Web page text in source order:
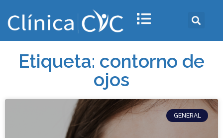
Etiqueta: contorno de
ojos
GENERAL